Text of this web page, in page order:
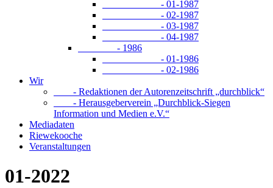
- 01-1987
- 02-1987
- 03-1987
- 04-1987
- 1986
- 01-1986
- 02-1986
Wir
- Redaktionen der Autorenzeitschrift „durchblick“
- Herausgeberverein „Durchblick-Siegen
Information und Medien e.V.“
Mediadaten
Riewekooche
Veranstaltungen
01-2022